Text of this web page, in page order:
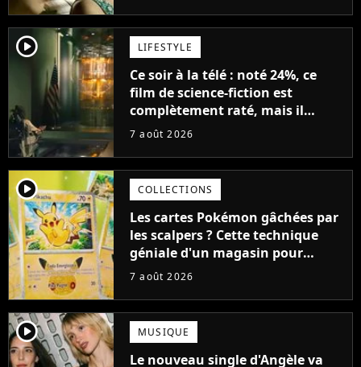
player2 LIFESTYLE
Ce soir à la télé : noté 24%, ce
film de science-fiction est
complètement raté, mais il
aurait pu être encore pire à
7 août 2026
player2 COLLECTIONS
Les cartes Pokémon gâchées par
les scalpers ? Cette technique
géniale d'un magasin pour
ruiner les revendeurs
7 août 2026
player2 MUSIQUE
Le nouveau single d'Angèle va